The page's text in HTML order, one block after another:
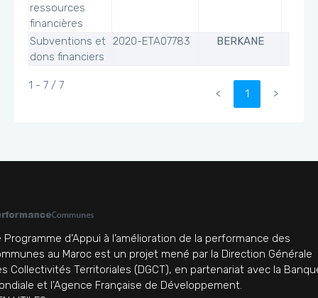
ressources
financières
Subventions et
dons financiers
2020-ETA07783 BERKANE
1 - 7 / 7
< 1 >
Programme d’Appui à l’amélioration de la performance des
au Maroc est un projet mené par la Direction Générale
Collectivités Territoriales (DGCT), en partenariat avec la
et l’Agence Française de Développement.